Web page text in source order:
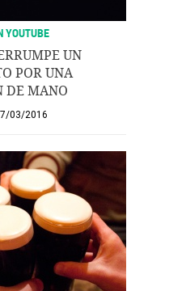
YOUTUBE
UN
POR UNA
DE MANO
03/2016